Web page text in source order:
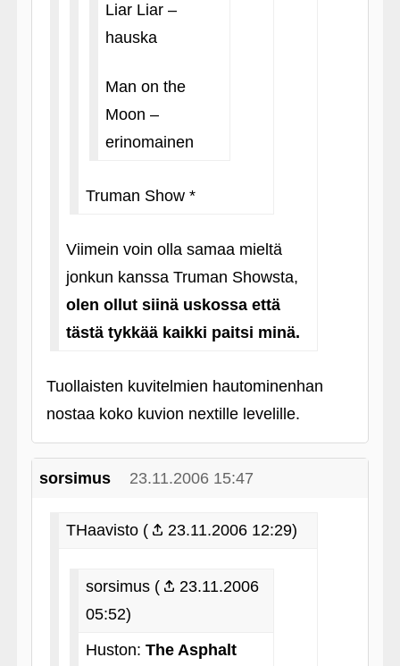
Liar Liar –
hauska
Man on the
Moon –
erinomainen
Truman Show *
Viimein voin olla samaa mieltä
jonkun kanssa Truman Showsta,
olen ollut siinä uskossa että
tästä tykkää kaikki paitsi minä.
Tuollaisten kuvitelmien hautominenhan
nostaa koko kuvion nextille levelille.
sorsimus 23.11.2006 15:47
THaavisto ( 23.11.2006 12:29)
sorsimus (
23.11.2006
05:52)
Huston: The Asphalt